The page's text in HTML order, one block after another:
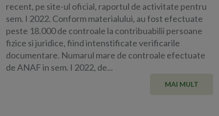
recent, pe site-ul oficial, raportul de activitate pentru
sem. I 2022. Conform materialului, au fost efectuate
peste 18.000 de controale la contribuabilii persoane
fizice si juridice, fiind intenstificate verificarile
documentare. Numarul mare de controale efectuate
de ANAF in sem. I 2022, de...
MAI MULT